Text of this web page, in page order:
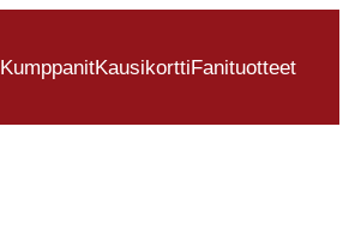
KumppanitKausikorttiFanituotteet